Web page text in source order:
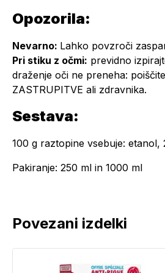
Opozorila:
Nevarno: Lahko povzroči
Pri stiku z očmi: previdno
draženje oči ne preneha:
ZASTRUPITVE ali zdravnika.
Sestava:
100 g raztopine vsebuje:
Pakiranje: 250 ml in 1000 ml
Povezani izdelki